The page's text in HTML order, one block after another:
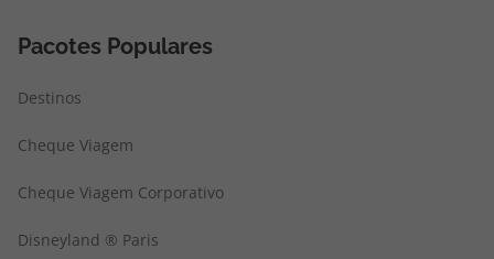
Pacotes Populares
Destinos
Cheque Viagem
Cheque Viagem Corporativo
Disneyland ® Paris